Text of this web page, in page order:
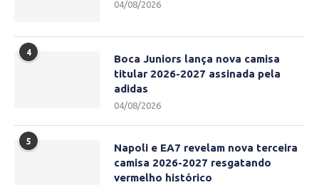
04/08/2026
4
Boca Juniors lança nova camisa
titular 2026-2027 assinada pela
adidas
04/08/2026
5
Napoli e EA7 revelam nova terceira
camisa 2026-2027 resgatando
vermelho histórico